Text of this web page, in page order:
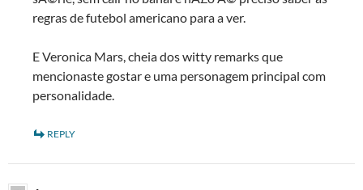
regras de futebol americano para a ver.
E Veronica Mars, cheia dos witty remarks que
mencionaste gostar e uma personagem principal com
personalidade.
REPLY